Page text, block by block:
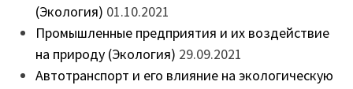
(Экология) 01.10.2021
Промышленные предприятия и их воздействие
на природу (Экология) 29.09.2021
Автотранспорт и его влияние на экологическую